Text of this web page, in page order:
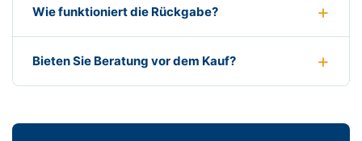
Wie funktioniert die Rückgabe?
Bieten Sie Beratung vor dem Kauf?